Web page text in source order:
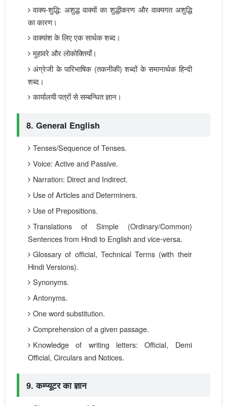
वाक्य-शुद्धि: अशुद्ध वाक्यों का शुद्धीकरण और वाक्यगत अशुद्धि
का कारण।
वाक्यांश के लिए एक सार्थक शब्द।
मुहावरे और लोकोक्तियाँ।
अंग्रेजी के पारिभाषिक (तकनीकी) शब्दों के समानार्थक हिन्दी
शब्द।
कार्यालयी पत्रों से सम्बन्धित ज्ञान।
8. General English
Tenses/Sequence of Tenses.
Voice: Active and Passive.
Narration: Direct and Indirect.
Use of Articles and Determiners.
Use of Prepositions.
Translations of Simple (Ordinary/Common)
Sentences from Hindi to English and vice-versa.
Glossary of official, Technical Terms (with their
Hindi Versions).
Synonyms.
Antonyms.
One word substitution.
Comprehension of a given passage.
Knowledge of writing letters: Official, Demi
Official, Circulars and Notices.
9. कम्प्यूटर का ज्ञान